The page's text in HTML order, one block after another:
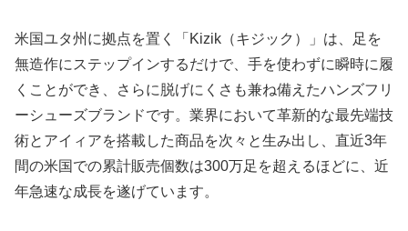
米国ユタ州に拠点を置く「Kizik（キジック）」は、足を
無造作にステップインするだけで、手を使わずに瞬時に履
くことができ、さらに脱げにくさも兼ね備えたハンズフリ
ーシューズブランドです。業界において革新的な最先端技
術とアイィアを搭載した商品を次々と生み出し、直近3年
間の米国での累計販売個数は300万足を超えるほどに、近
年急速な成長を遂げています。